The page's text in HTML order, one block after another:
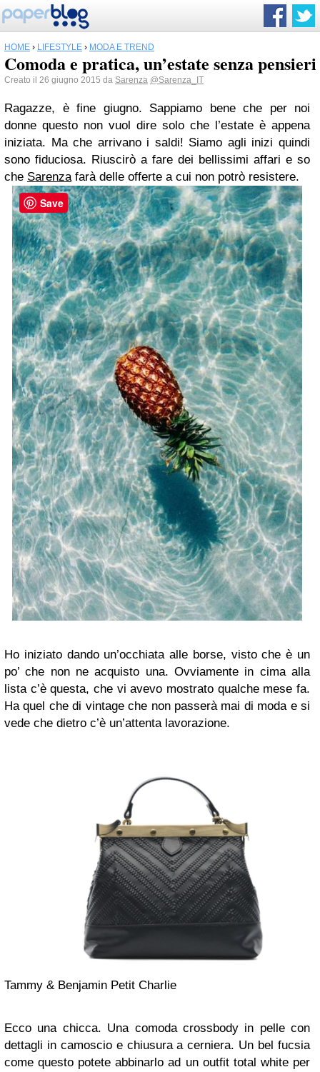
HOME › LIFESTYLE › MODA E TREND
Comoda e pratica, un’estate senza pensieri
Creato il 26 giugno 2015 da Sarenza @Sarenza_IT
Ragazze, è fine giugno. Sappiamo bene che per noi
donne questo non vuol dire solo che l’estate è appena
iniziata. Ma che arrivano i saldi! Siamo agli inizi quindi
sono fiduciosa. Riuscirò a fare dei bellissimi affari e so
che Sarenzafarà delle offerte a cui non potrò resistere.
Ho iniziato dando un’occhiata alle borse, visto che è un
po’ che non ne acquisto una. Ovviamente in cima alla
lista c’è questa, che vi avevo mostrato qualche mese fa.
Ha quel che di vintage che non passerà mai di moda e si
vede che dietro c’è un’attenta lavorazione.
Tammy & Benjamin Petit Charlie
Ecco una chicca. Una comoda crossbody in pelle con
dettagli in camoscio e chiusura a cerniera. Un bel fucsia
come questo potete abbinarlo ad un outfit total white per
Save